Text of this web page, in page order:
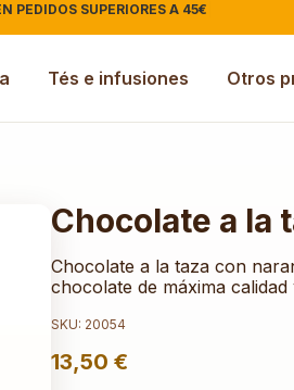
PEDIDOS SUPERIORES A 45€
Tés e infusiones Otros
Chocolate a la
Chocolate a la taza con
chocolate de máxima
SKU: 20054
13,50 €